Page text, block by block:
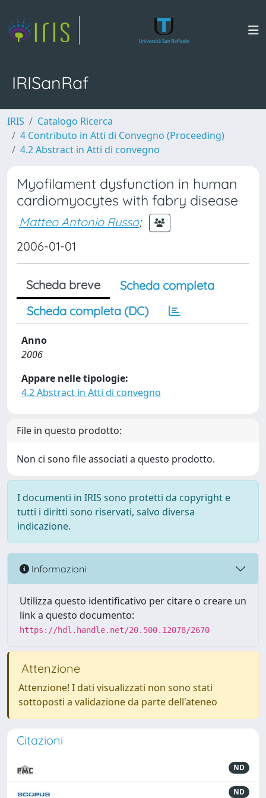
IRISanRaf
IRIS
Catalogo Ricerca
4 Contributo in Atti di Convegno (Proceeding)
4.2 Abstract in Atti di convegno
Myofilament dysfunction in human
cardiomyocytes with fabry disease
Matteo Antonio Russo;
2006-01-01
Scheda breve
Scheda completa
Scheda completa (DC)
Anno
2006
Appare nelle tipologie:
4.2 Abstract in Atti di convegno
File in questo prodotto:
Non ci sono file associati a questo prodotto.
I documenti in IRIS sono protetti da copyright e
tutti i diritti sono riservati, salvo diversa
indicazione.
Informazioni
Utilizza questo identificativo per citare o creare un
link a questo documento:
https://hdl.handle.net/20.500.12078/2670
Attenzione
Attenzione! I dati visualizzati non sono stati
sottoposti a validazione da parte dell'ateneo
Citazioni
ND
ND